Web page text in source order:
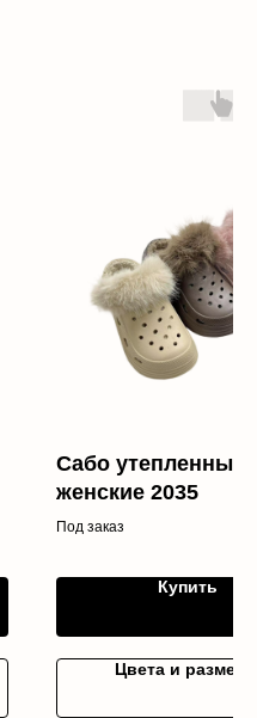
Сабо утепленные
женские 2035
Под заказ
Купить
Цвета и